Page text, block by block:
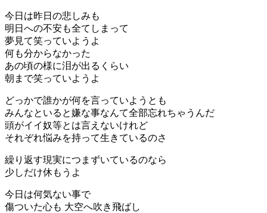
今日は昨日の悲しみも
明日への不安も全てしまって
夢見て笑っていようよ
何も分からなかった
あの頃の様に泪が出るくらい
朝まで笑っていようよ
どっかで誰かが何を言っていようとも
みんなといると嫌な事なんて全部忘れちゃうんだ
頭がイイ奴等とは言えないけれど
それぞれ悩みを持って生きているのさ
繰り返す現実につまずいているのなら
少しだけ休もうよ
今日は何気ない事で
傷ついた心も 大空へ吹き飛ばし